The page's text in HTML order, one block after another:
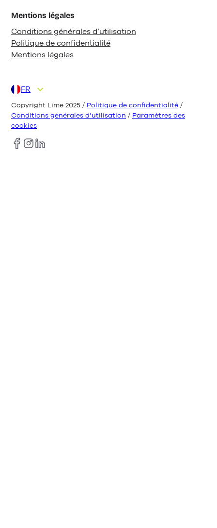
Mentions légales
Conditions générales d’utilisation
Politique de confidentialité
Mentions légales
FR
Copyright Lime 2025 / Politique de confidentialité /
Conditions générales d’utilisation / Paramètres des
cookies